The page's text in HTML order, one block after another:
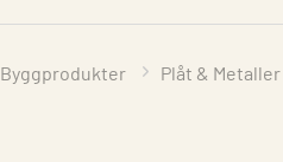
Byggprodukter Plåt & Metaller